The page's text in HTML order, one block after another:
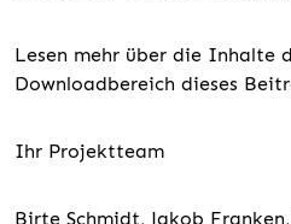
Lesen mehr über die Inhalte
Downloadbereich dieses
Ihr Projektteam
Birte Schmidt, Jakob